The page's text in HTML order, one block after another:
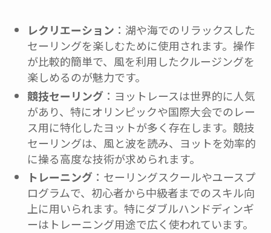
レクリエーション ：湖や海でのリラックスした
セーリングを楽しむために使用されます。操作
が比較的簡単で、風を利用したクルージングを
楽しめるのが魅力です。
競技セーリング：ヨットレースは世界的に人気
があり、特にオリンピックや国際大会でのレー
ス用に特化したヨットが多く存在します。競技
セーリングは、風と波を読み、ヨットを効率的
に操る高度な技術が求められます。
トレーニング：セーリングスクールやユースプ
ログラムで、初心者から中級者までのスキル向
上に用いられます。特にダブルハンドディンギ
ーはトレーニング用途で広く使われています。